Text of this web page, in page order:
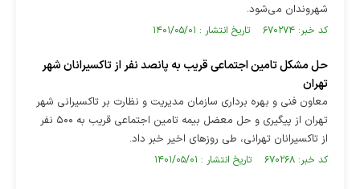
شهروندان می‌شود.
کد خبر: ۶۷۰۲۷۴ تاریخ انتشار : ۱۴۰۱/۰۵/۰۱
حل مشکل تامین اجتماعی قریب به پانصد نفر از تاکسیرانان شهر
تهران
معاون فنی و بهره برداری سازمان مدیریت و نظارت بر تاکسیرانی شهر
تهران از پیگیری و حل معضل بیمه تامین اجتماعی قریب به ۵۰۰ نفر
از تاکسیرانان تهرانی، طی روزهای اخیر خبر داد.
کد خبر: ۶۷۰۲۶۸ تاریخ انتشار : ۱۴۰۱/۰۵/۰۱